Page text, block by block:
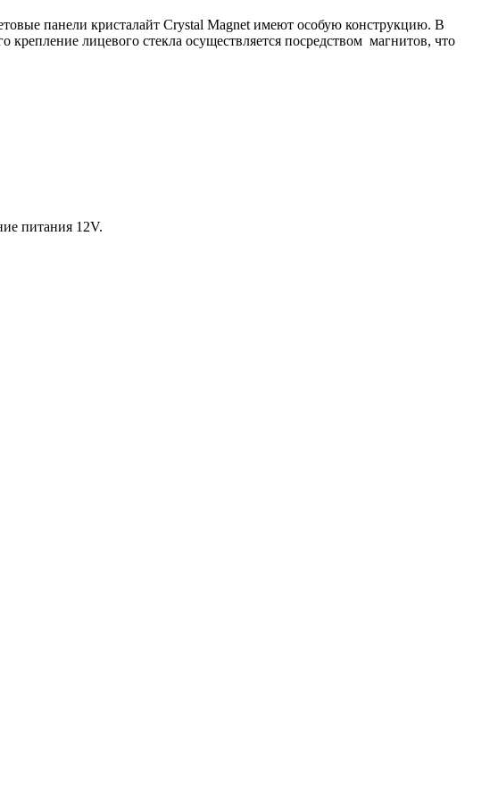
панели кристалайт Crystal Magnet имеют особую конструкцию. В
лицевого стекла осуществляется посредством магнитов, что
питания 12V.